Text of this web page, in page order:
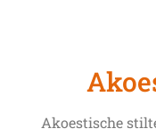
Akoestische